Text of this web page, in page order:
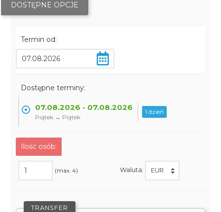
DOSTĘPNE OPCJE
Termin od:
Dostępne terminy:
07.08.2026 - 07.08.2026
Piątek → Piątek
1 dzień
Ilość osób:
(max. 4) Waluta:
TRANSFER